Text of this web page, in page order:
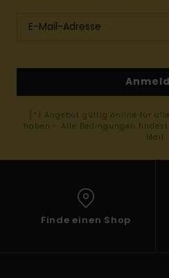
(*) Angebot gültig online für
haben - Alle Bedingungen
Mail
Finde einen Shop